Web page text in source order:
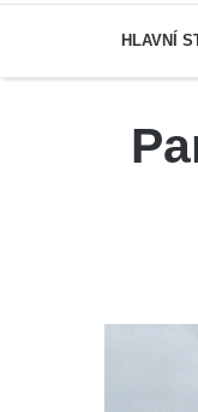
HLAVNÍ